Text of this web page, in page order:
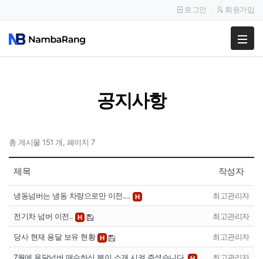
팔고
이용후기
로그인 회원가입
공지사항
총 게시물 151 개, 페이지 7
제목 작성자
냉동넘버는 냉동 차량으로만 이전.... H 최고관리자
전기차 넘버 이전.. H 최고관리자
당사 현재 용달 보유 현황 H 최고관리자